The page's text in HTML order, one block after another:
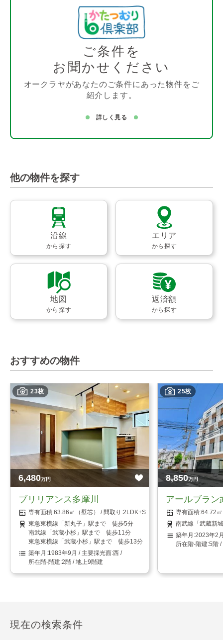
ご条件を
お聞かせください
オークラヤがあなたのご条件にあった物件をご
紹介します。
詳しく見る
他の物件を探す
沿線
から探す
エリア
から探す
地図
から探す
返済額
から探す
おすすめの物件
23枚
6,480万円
ブリリアンス多摩川
63.86㎡（壁芯）
2LDK+S（納戸）
東急東横線「新丸子」駅まで 徒歩5分
南武線「武蔵小杉」駅まで 徒歩11分
東急東横線「武蔵小杉」駅まで 徒歩13分
1983年9月
西
2階 / 地上9階建
25枚
8,850万円
アールブラン
64.72
南武線「武蔵新
2023年2
5階 /
現在の検索条件